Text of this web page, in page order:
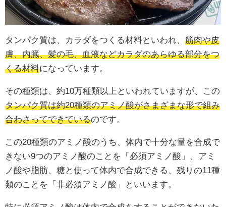
タンパク質は、カラダをつくる材料といわれ、 筋肉や皮
膚、内臓、髪の毛、血液などカラダのあらゆる部分をつ
くる材料になっています。
その種類は、約10万種類以上といわれていますが、この
タンパク質は約20種類のアミノ酸がさまざまな形で組み
合わさってできているのです。
この20種類のアミノ酸のうち、 体内で十分な量を合成で
きない9つのアミノ酸のことを「必須アミノ酸」、アミ
ノ酸や脂肪、糖と使って体内で合成できる、残りの11種
類のことを「非必須アミノ酸」といいます。